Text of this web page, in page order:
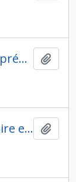
Fanny Bocquentin. Ethnologie préhistorique
Damien Agut-Labordère. Histoire et archéologie de l'Orient cunéiforme